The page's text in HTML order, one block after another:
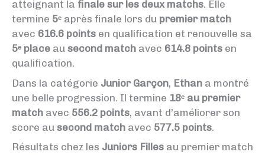
atteignant la finale sur les deux matchs. Elle
termine 5ᵉ après finale lors du premier match
avec 616.6 points en qualification et renouvelle sa
5ᵉ place au second match avec 614.8 points en
qualification.
Dans la catégorie Junior Garçon, Ethan a montré
une belle progression. Il termine 18ᵉ au premier
match avec 556.2 points, avant d’améliorer son
score au second match avec 577.5 points.
Résultats chez les Juniors Filles au premier match